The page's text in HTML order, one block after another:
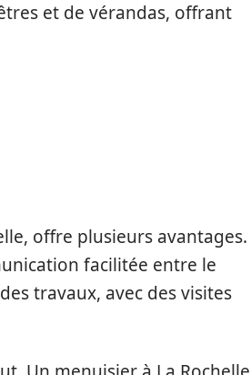
et de vérandas, offrant
offre plusieurs avantages.
facilitée entre le
travaux, avec des visites